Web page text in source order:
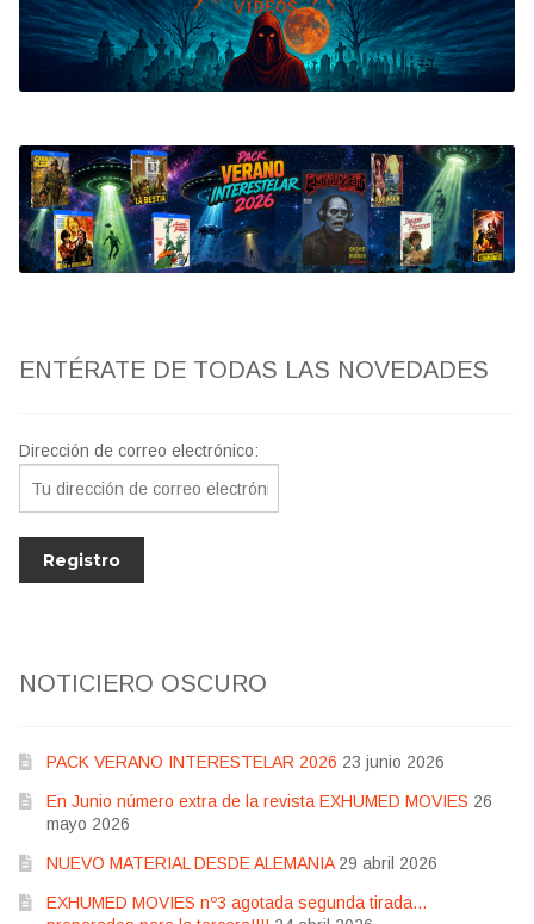
Bluray
Clasificada S
artwork
fantaterror
Jesús Franco
ENTÉRATE DE TODAS LAS NOVEDADES
Dirección de correo electrónico:
NOTICIERO OSCURO
PACK VERANO INTERESTELAR 2026 23 junio 2026
En Junio número extra de la revista EXHUMED MOVIES 26
mayo 2026
NUEVO MATERIAL DESDE ALEMANIA 29 abril 2026
EXHUMED MOVIES nº3 agotada segunda tirada…